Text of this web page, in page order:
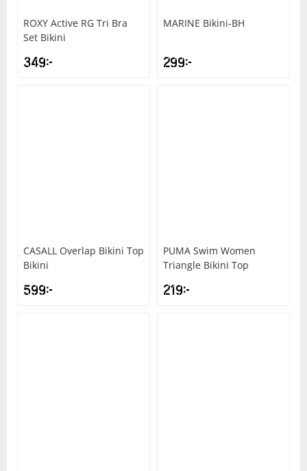
ROXY Active RG Tri Bra
Set Bikini
349kr
MARINE Bikini-BH
299kr
CASALL Overlap Bikini Top
Bikini
599kr
PUMA Swim Women
Triangle Bikini Top
219kr